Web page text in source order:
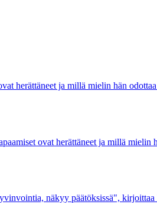
herättäneet ja millä mielin hän
ovat herättäneet ja millä mielin
näkyy päätöksissä",